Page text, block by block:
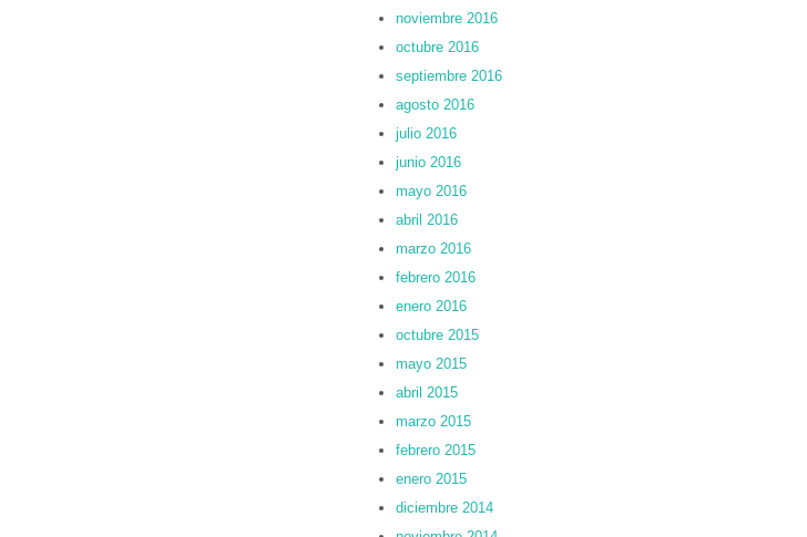
noviembre 2016
octubre 2016
septiembre 2016
agosto 2016
julio 2016
junio 2016
mayo 2016
abril 2016
marzo 2016
febrero 2016
enero 2016
octubre 2015
mayo 2015
abril 2015
marzo 2015
febrero 2015
enero 2015
diciembre 2014